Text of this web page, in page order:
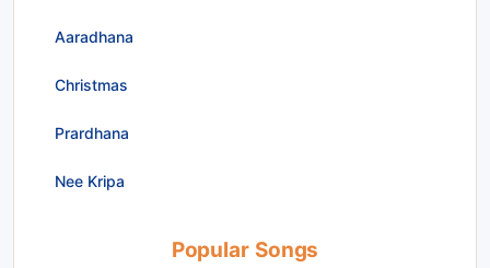
Aaradhana
Christmas
Prardhana
Nee Kripa
Popular Songs